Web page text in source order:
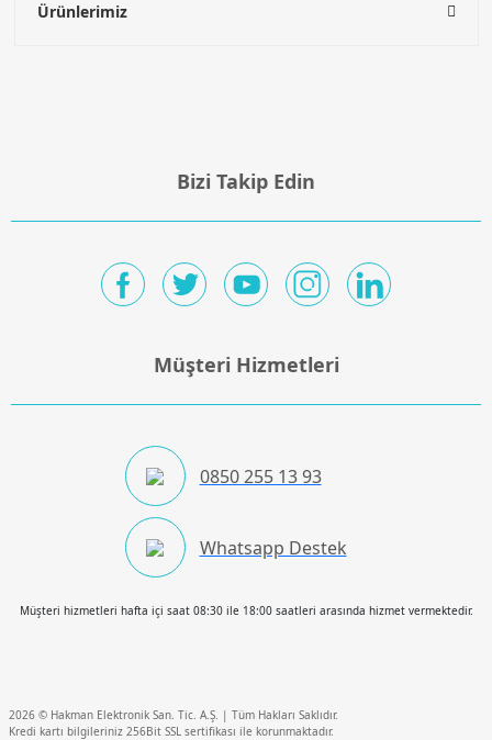
Ürünlerimiz
Bizi Takip Edin
Müşteri Hizmetleri
0850 255 13 93
Whatsapp Destek
Müşteri hizmetleri hafta içi saat 08:30 ile 18:00 saatleri arasında hizmet vermektedir.
2026 © Hakman Elektronik San. Tic. A.Ş. | Tüm Hakları Saklıdır.
Kredi kartı bilgileriniz 256Bit SSL sertifikası ile korunmaktadır.